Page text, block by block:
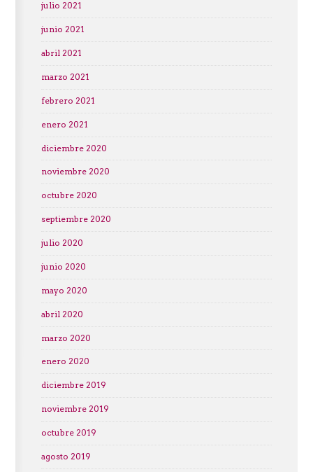
julio 2021
junio 2021
abril 2021
marzo 2021
febrero 2021
enero 2021
diciembre 2020
noviembre 2020
octubre 2020
septiembre 2020
julio 2020
junio 2020
mayo 2020
abril 2020
marzo 2020
enero 2020
diciembre 2019
noviembre 2019
octubre 2019
agosto 2019